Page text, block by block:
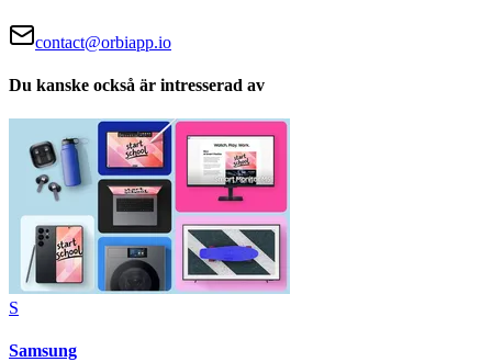
contact@orbiapp.io
Du kanske också är intresserad av
S
Samsung